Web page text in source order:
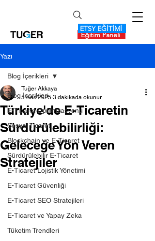
Eğitim Paneli
ETSY EĞİTİMİ
Yazı
Blog İçerikleri
E-Ticaret Optimizasyonu
Sosyal Ticaret
Blockchain ve E-Ticaret
Sürdürülebilir E-Ticaret
E-Ticaret Lojistik Yönetimi
E-Ticaret Güvenliği
E-Ticaret SEO Stratejileri
E-Ticaret ve Yapay Zeka
Tüketim Trendleri
Blog İçerikleri
Türkiye'de E-Ticaretin
Sürdürülebilirliği:
Geleceğe Yön Veren
Stratejiler
Tuğer Akkaya
5 Kas 2025 3 dakikada okunur